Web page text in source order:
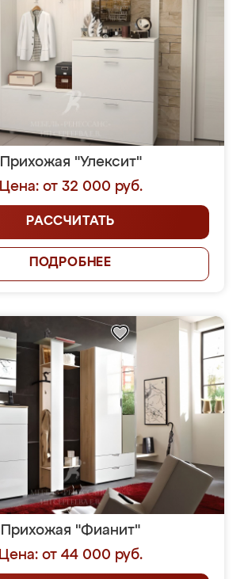
Прихожая "Улексит"
Цена: от 32 000 руб.
РАССЧИТАТЬ
ПОДРОБНЕЕ
Прихожая "Фианит"
Цена: от 44 000 руб.